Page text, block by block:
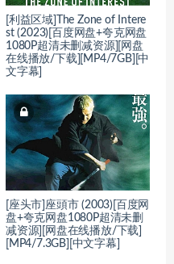
[利益区域]The Zone of Intere
st (2023)[百度网盘+夸克网盘
1080P超清未删减资源][网盘
在线播放/下载][MP4/7GB][中
文字幕]
[座头市]座頭市 (2003)[百度网
盘+夸克网盘1080P超清未删
减资源][网盘在线播放/下载]
[MP4/7.3GB][中文字幕]